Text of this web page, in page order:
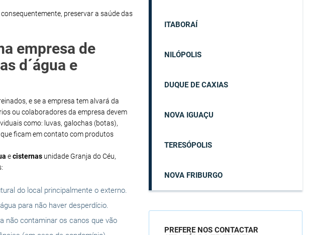
preservar a saúde das
empresa de
d´água e
e se a empresa tem alvará da
ou colaboradores da empresa devem
como: luvas, galochas (botas),
ficam em contato com produtos
ecisternas unidade Granja do Céu,
do local principalmente o externo.
para não haver desperdício.
não contaminar os canos que vão
ITABORAÍ
NILÓPOLIS
DUQUE DE CAXIAS
NOVA IGUAÇU
TERESÓPOLIS
NOVA FRIBURGO
PREFERE NOS CONTACTAR